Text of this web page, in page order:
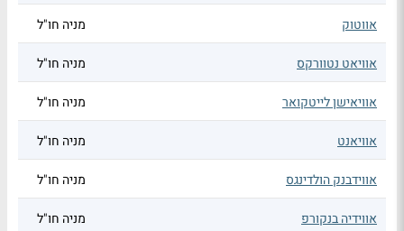
אווטוק מניה חו"ל
אוויאט נטוורקס מניה חו"ל
אוויאישן לייטקואר מניה חו"ל
אוויאנט מניה חו"ל
אווידבנק הולדינגס מניה חו"ל
אווידיה בנקורפ מניה חו"ל